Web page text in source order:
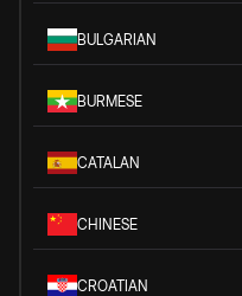
BULGARIAN
BURMESE
CATALAN
CHINESE
CROATIAN